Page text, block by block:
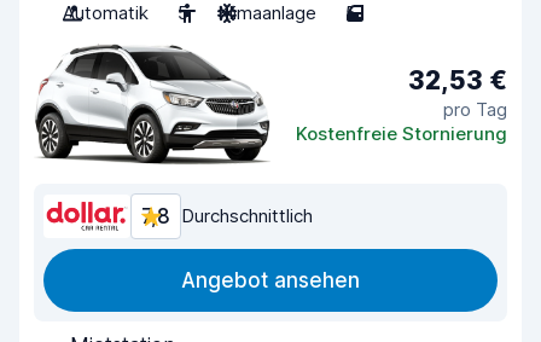
Automatik
5 Klimaanlage 5
32,53 €
pro Tag
Kostenfreie Stornierung
7,8 Durchschnittlich
Angebot ansehen